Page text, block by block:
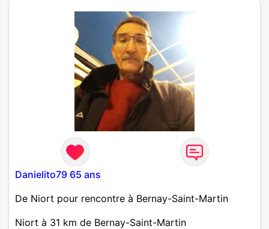
Danielito79 65 ans
De Niort pour rencontre à Bernay-Saint-Martin
Niort à 31 km de Bernay-Saint-Martin